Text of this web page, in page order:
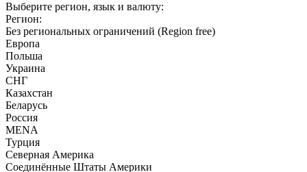
Выберите регион, язык и валюту:
Регион:
Без региональных ограничений (Region free)
Европа
Польша
Украина
СНГ
Казахстан
Беларусь
Россия
MENA
Турция
Северная Америка
Соединённые Штаты Америки